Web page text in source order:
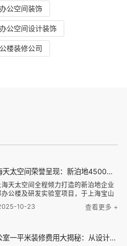
办公空间装饰
办公空间设计装饰
楼装修公司
上海天太空间荣誉呈现：新泊地4500㎡总部科研办公一体化空间圆满交付
海天太空间全程倾力打造的新泊地企业
办公楼及研发实验室项目，于上海宝山
式竣工并投入使用。本项目总面积达
平方米，是天太空间在高新技术企业科
新泊地作为高新技术企业的独特需求，
10-23 查看更多 +
办公室一平米装修费用大揭秘：从设计到材料，了解每一项费用的合理估算